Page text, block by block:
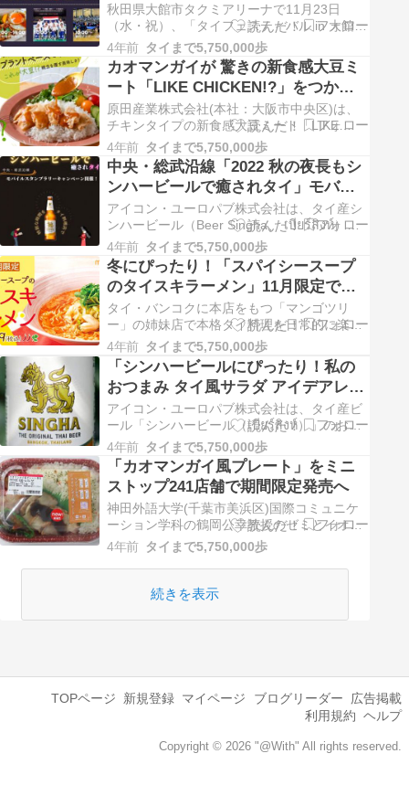
秋田県大館市タクミアリーナで11月23日
（水・祝）、「タイフェスティバル in 大館」
が開催されます。入場は無料です。 秋田県大
館市は、オリンピック・パラリンピックにお
けるタイ王国のホストタウンになっており、
11月20日...
4年前 タイまで5,750,000歩
カオマンガイが 驚きの新食感大豆ミ
ート「LIKE CHICKEN!?」をつかっ
て新登場
原田産業株式会社(本社：大阪市中央区)は、
チキンタイプの新食感大豆ミート「LIKE
CHICKEN!?」を使用したプラントベースカオ
マンガイを11月4日に新発売します。 ※「プ
ラントベース（PLANT BASED）」とは...
4年前 タイまで5,750,000歩
中央・総武沿線「2022 秋の夜長もシ
ンハービールで癒されタイ」モバイ
ルスタンプラリーキャンペーン開催
中！
アイコン・ユーロパブ株式会社は、タイ産シ
ンハービール（Beer Singha、 เบียร์สิงห์）の
おいしさを多くの人々の知ってもらうために
11月1日～28日、中央・総武沿線のタイレス
トラン14店舗を対象としたモバ...
4年前 タイまで5,750,000歩
冬にぴったり！「スパイシースープ
のタイスキラーメン」11月限定で販
売～マンゴツリーカフェとマンゴツ
リーキッチン
タイ・バンコクに本店をもつ「マンゴツリ
ー」の姉妹店で本格タイ料理を日常的に楽し
める「マンゴツリーカフェ」と「マンゴツリ
ーキッチン」は11月1日から31日までの1ヶ月
間、スパイシースープの「タイスキラーメ
ン」（1,089円...
4年前 タイまで5,750,000歩
「シンハービールにぴったり！私の
おつまみ タイ風サラダ アイデアレシ
ピコンテスト」開催中
アイコン・ユーロパブ株式会社は、タイ産ビ
ール「シンハービール（เบียร์สิงห์）」のおい
しさをより多くの方々に知ってもうらうた
め、家庭でも手軽にできる「シンハービール
にぴったり！私のおつまみ タイ風サラダ ア
イデア...
4年前 タイまで5,750,000歩
「カオマンガイ風プレート」をミニ
ストップ241店舗で期間限定発売へ
神田外語大学(千葉市美浜区)国際コミュニケ
ーション学科の鶴岡公幸教授のゼミとイオン
グループのミニストップ株式会社(千葉市美浜
区)が共同開発したコラボ商品「アジアン弁
当/ナシゴレン風プレート」と「アジアン弁
当/カオマンガイ...
4年前 タイまで5,750,000歩
続きを表示
TOPページ 新規登録 マイページ ブログリーダー
広告掲載
利用規約 ヘルプ
Copyright © 2026 "@With" All rights reserved.